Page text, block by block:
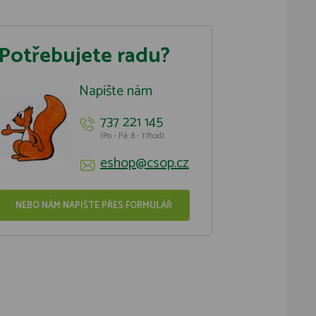
radu?
Napište nám
737 221 145
(Po - Pá: 8 - 17hod)
eshop@csop.cz
NEBO NÁM NAPIŠTE PŘES FORMULÁŘ